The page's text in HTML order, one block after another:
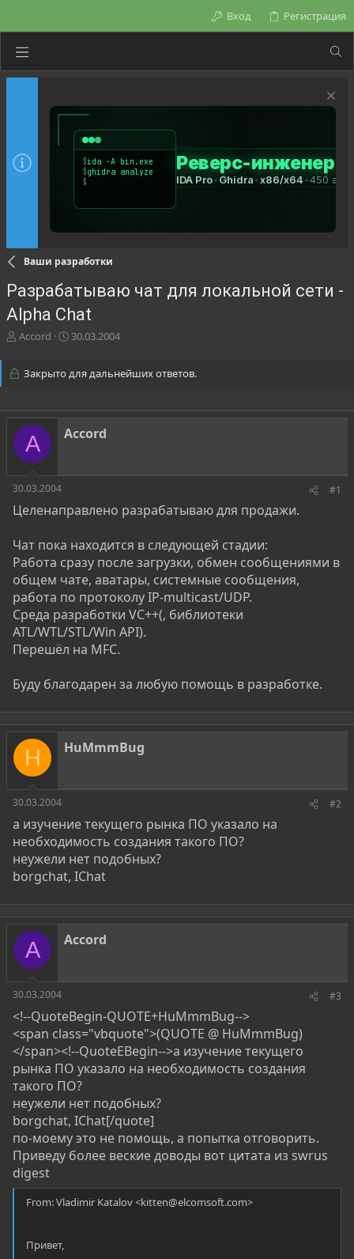
Вход Регистрация
Ваши разработки
Разрабатываю чат для локальной сети -
Alpha Chat
А
о
е
м
ы
Accord
Д
а
ч
а
30.03.2004
Закрыто для дальнейших ответов.
A Accord
30.03.2004 #1
Целенаправлено разрабатываю для продажи.
Чат пока находится в следующей стадии:
Работа сразу после загрузки, обмен сообщениями в
общем чате, аватары, системные сообщения,
работа по протоколу IP-multicast/UDP.
Среда разработки VC++(, библиотеки
ATL/WTL/STL/Win API).
Перешёл на MFC.
Буду благодарен за любую помощь в разработке.
H HuMmmBug
30.03.2004 #2
а изучение текущего рынка ПО указало на
необходимость создания такого ПО?
неужели нет подобных?
borgchat, IChat
A Accord
30.03.2004 #3
<!--QuoteBegin-QUOTE+HuMmmBug-->
<span class="vbquote">(QUOTE @ HuMmmBug)
</span><!--QuoteEBegin-->а изучение текущего
рынка ПО указало на необходимость создания
такого ПО?
неужели нет подобных?
borgchat, IChat[/quote]
по-моему это не помощь, а попытка отговорить.
Приведу более веские доводы вот цитата из swrus
digest
From: Vladimir Katalov <kitten@elcomsoft.com>
Привет,